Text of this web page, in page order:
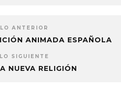
ANTERIOR
ANIMADA ESPAÑOLA
SIGUIENTE
NUEVA RELIGIÓN